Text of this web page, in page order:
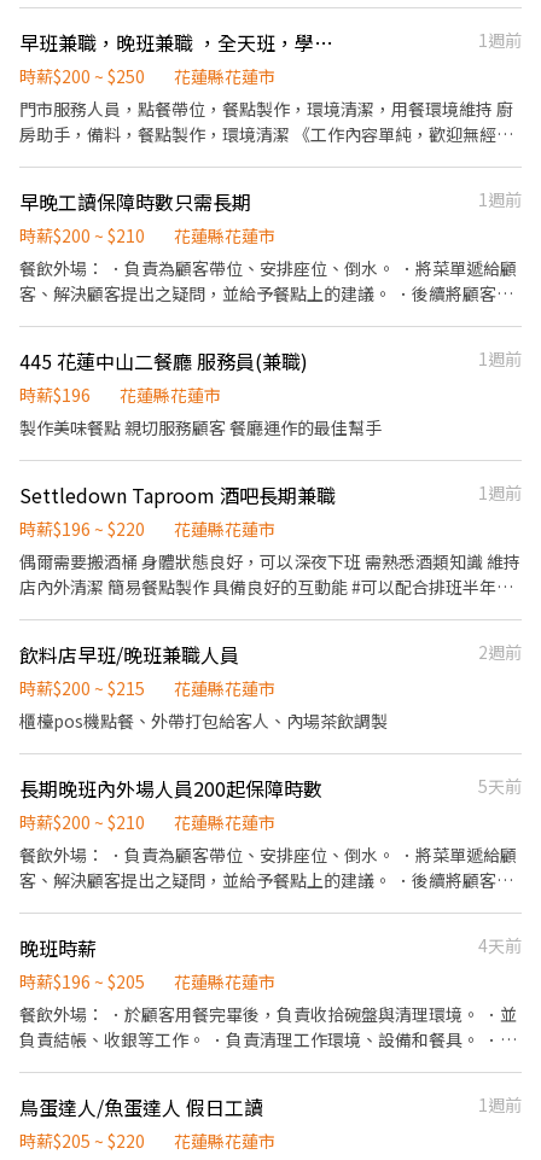
早班兼職，晚班兼職 ，全天班，學生工讀
1週前
時薪$200 ~ $250
花蓮縣花蓮市
門市服務人員，點餐帶位，餐點製作，環境清潔，用餐環境維持 廚
房助手，備料，餐點製作，環境清潔 《工作內容單純，歡迎無經驗
早晚工讀保障時數只需長期
1週前
時薪$200 ~ $210
花蓮縣花蓮市
餐飲外場： ．負責為顧客帶位、安排座位、倒水。 ．將菜單遞給顧
客、解決顧客提出之疑問，並給予餐點上的建議。 ．後續將顧客點
負責結帳、收銀等工作。 餐飲內場： ．擔任廚師的助手，處理烹飪
前與烹飪中之準備工作與其他餐廳相關事務。 ．負責洗、剝、削、
切各種食材。 ．負責清理工作環境、設備和餐具。 ．準備不同餐點
445 花蓮中山二餐廳 服務員(兼職)
1週前
時薪$196
花蓮縣花蓮市
製作美味餐點 親切服務顧客 餐廳運作的最佳幫手
Settledown Taproom 酒吧長期兼職
1週前
時薪$196 ~ $220
花蓮縣花蓮市
偶爾需要搬酒桶 身體狀態良好，可以深夜下班 需熟悉酒類知識 維持
店內外清潔 簡易餐點製作 具備良好的互動能 #可以配合排班半年以
飲料店早班/晚班兼職人員
2週前
時薪$200 ~ $215
花蓮縣花蓮市
櫃檯pos機點餐、外帶打包給客人、內場茶飲調製
長期晚班內外場人員200起保障時數
5天前
時薪$200 ~ $210
花蓮縣花蓮市
餐飲外場： ．負責為顧客帶位、安排座位、倒水。 ．將菜單遞給顧
客、解決顧客提出之疑問，並給予餐點上的建議。 ．後續將顧客點
負責結帳、收銀等工作。 餐飲內場： ．擔任廚師的助手，處理烹飪
前與烹飪中之準備工作與其他餐廳相關事務。 ．負責洗、剝、削、
切各種食材。 ．負責清理工作環境、設備和餐具。 ．準備不同餐點
所需要的食材。 ．協助測量食材的容量與重量。 ．負責擺盤、打包
晚班時薪
4天前
時薪$196 ~ $205
花蓮縣花蓮市
餐飲外場： ．於顧客用餐完畢後，負責收拾碗盤與清理環境。 ．並
負責結帳、收銀等工作。 ．負責清理工作環境、設備和餐具。 ．負
鳥蛋達人/魚蛋達人 假日工讀
1週前
時薪$205 ~ $220
花蓮縣花蓮市